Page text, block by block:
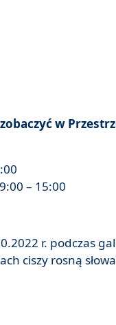
w
– 15:00
r. podczas
ciszy rosną